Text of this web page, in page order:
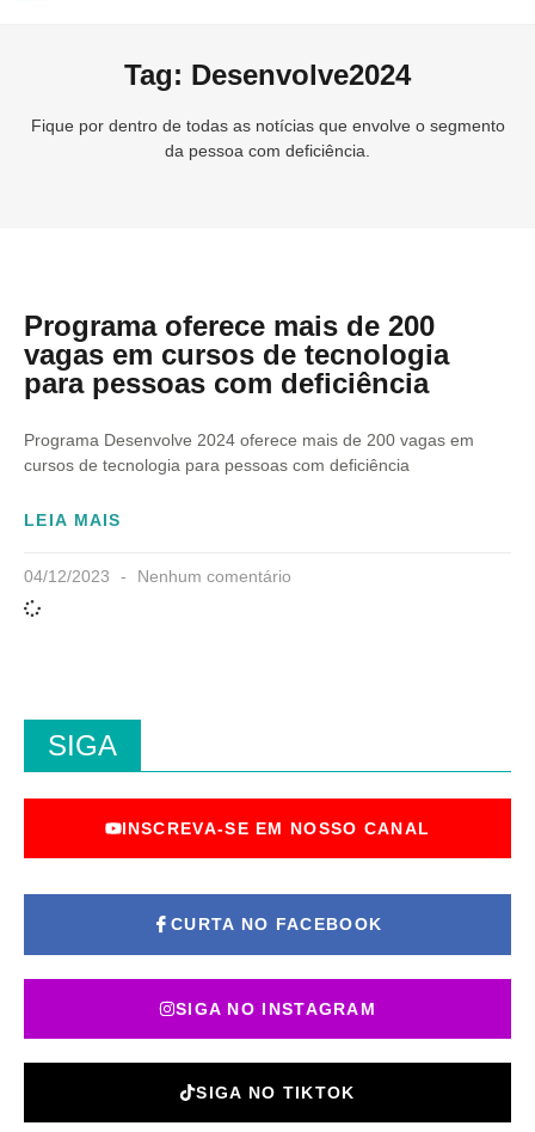
Tag: Desenvolve2024
Fique por dentro de todas as notícias que envolve o segmento
da pessoa com deficiência.
Programa oferece mais de 200
vagas em cursos de tecnologia
para pessoas com deficiência
Programa Desenvolve 2024 oferece mais de 200 vagas em
cursos de tecnologia para pessoas com deficiência
LEIA MAIS
04/12/2023 Nenhum comentário
SIGA
INSCREVA-SE EM NOSSO CANAL
CURTA NO FACEBOOK
SIGA NO INSTAGRAM
SIGA NO TIKTOK